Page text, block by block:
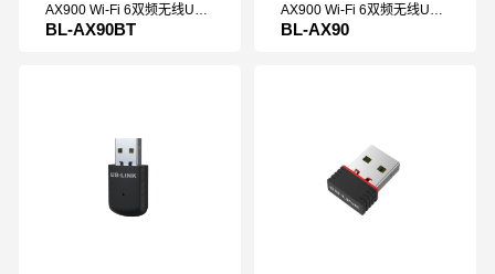
AX900 Wi-Fi 6双频无线USB蓝牙网卡
BL-AX90BT
AX900 Wi-Fi 6双频无线USB网卡
BL-AX90